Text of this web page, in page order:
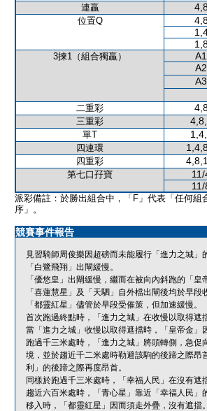
連贏 4,8
位置Q
3揀1（組合獨贏） A1
A2
A3
二重彩
三重彩
單T
四連環
四重彩
第七口孖寶 11/
11/
派彩備註：於勝出組合中，「F」代表「任何組
序」。
競賽事件報告
見習騎師周俊樂因超磅而未能履行「進力之城
「白鷺飛翔」出閘緩慢。
「優悠皇」出閘緩慢，繼而在被向內斜跑的「皇
「喜蓮慧星」及「天駟」自外檔出閘後均於早
「都靈紅星」儘管於早段受催策，但加速緩慢。
首次跑過終點時，「進力之城」在收慢以取得
當「進力之城」收慢以取得遮擋時，「皇帝金」
跑過千三米處時，「進力之城」將頭轉側，急
境，並於趨近千二米處時勒避該駒的後蹄之際
利」的後蹄之際再度昂首。
同樣於跑過千三米處時，「幸福人民」在沒有
趨近六百米處時，「青心星」靠近「幸福人民
移入時，「都靈紅星」因而須走外疊，沒有遮擋。